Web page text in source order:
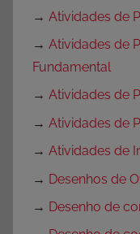
→ Atividades de
→ Atividades de
Fundamental
→ Atividades de
→ Atividades de
→ Atividades de
→ Desenhos de
→ Desenho de